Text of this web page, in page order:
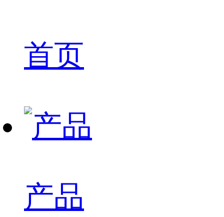
首页
产品